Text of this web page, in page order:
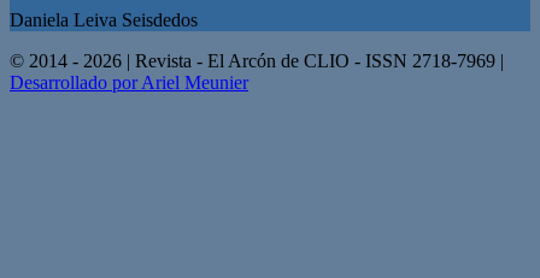
Daniela Leiva Seisdedos
© 2014 - 2026 | Revista - El Arcón de CLIO - ISSN 2718-7969 |
Desarrollado por Ariel Meunier